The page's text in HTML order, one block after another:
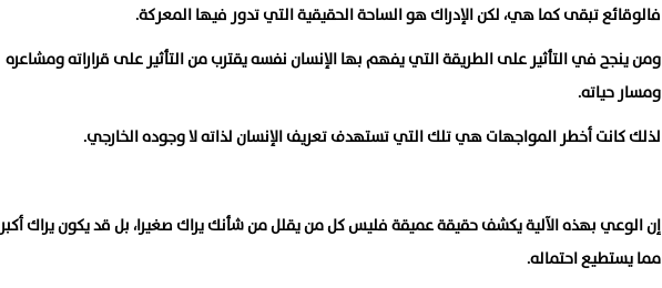
فالوقائع تبقى كما هي، لكن الإدراك هو الساحة الحقيقية التي تدور فيها المعركة.
ومن ينجح في التأثير على الطريقة التي يفهم بها الإنسان نفسه يقترب من التأثير على قراراته ومشاعره
ومسار حياته.
لذلك كانت أخطر المواجهات هي تلك التي تستهدف تعريف الإنسان لذاته لا وجوده الخارجي.
إن الوعي بهذه الآلية يكشف حقيقة عميقة فليس كل من يقلل من شأنك يراك صغيرا، بل قد يكون يراك أكبر
مما يستطيع احتماله.